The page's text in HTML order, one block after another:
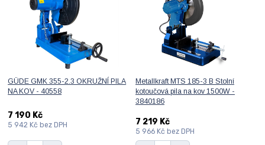
GÜDE GMK 355-2.3 OKRUŽNÍ PILA
NA KOV - 40558
7 190 Kč
5 942 Kč bez DPH
Metallkraft MTS 185-3 B Stolní
kotoučová pila na kov 1500W -
3840186
7 219 Kč
5 966 Kč bez DPH